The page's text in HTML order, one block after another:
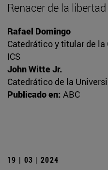
Renacer de la
Rafael Domingo
Catedrático y titular de la
ICS
John Witte Jr.
Catedrático de la
Publicado en: ABC
19 | 03 | 2024